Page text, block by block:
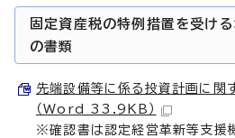
固定資産税の特例措置を受け
の書類
先端設備等に係る投資計画に関す
（Word 33.9KB）
※確認書は認定経営革新等支援